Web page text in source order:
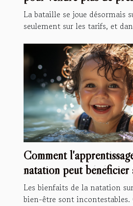
spécialisées
La bataille se joue désormais
seulement sur les tarifs, et
Comment
natation peut bénéficier
au développement de
Les bienfaits de la natation
bien-être sont incontestables.